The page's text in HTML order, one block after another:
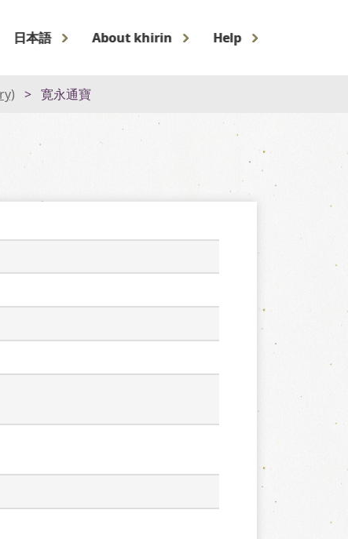
日本語 About khirin Help
寛永通寶